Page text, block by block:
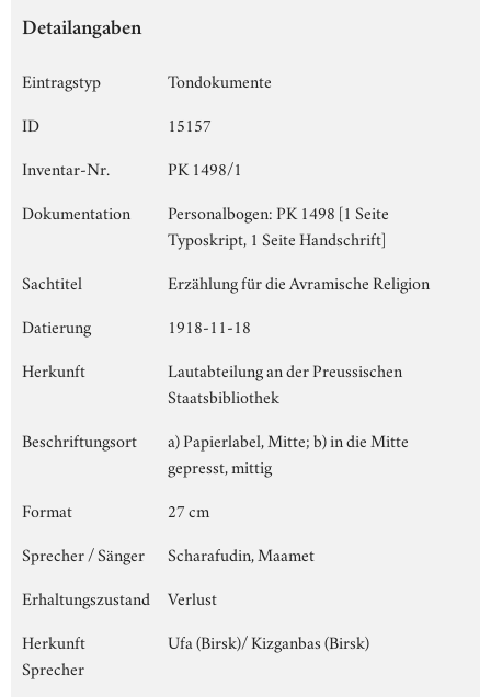
Detailangaben
Eintragstyp
Tondokumente
ID
15157
Inventar-Nr.
PK 1498/1
Dokumentation
Personalbogen: PK 1498 [1 Seite
Typoskript, 1 Seite Handschrift]
Sachtitel
Erzählung für die Avramische Religion
Datierung
1918-11-18
Herkunft
Lautabteilung an der Preussischen
Staatsbibliothek
Beschriftungsort
a) Papierlabel, Mitte; b) in die Mitte
gepresst, mittig
Format
27 cm
Sprecher / Sänger
Scharafudin, Maamet
Erhaltungszustand
Verlust
Herkunft
Sprecher
Ufa (Birsk)/ Kizganbas (Birsk)